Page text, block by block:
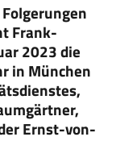
Frank-
2023 die
in München
Ernst-von-